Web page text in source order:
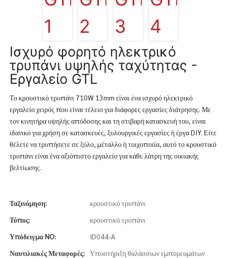
Ισχυρό φορητό ηλεκτρικό
τρυπάνι υψηλής ταχύτητας -
Εργαλείο GTL
Το κρουστικό τρυπάνι 710W 13mm είναι ένα ισχυρό ηλεκτρικό
εργαλείο χειρός που είναι τέλειο για διάφορες εργασίες διάτρησης. Με
τον κινητήρα υψηλής απόδοσης και τη στιβαρή κατασκευή του, είναι
ιδανικό για χρήση σε κατασκευές, ξυλουργικές εργασίες ή έργα DIY. Είτε
θέλετε να τρυπήσετε σε ξύλο, μέταλλο ή τοιχοποιία, αυτό το κρουστικό
τρυπάνι είναι ένα αξιόπιστο εργαλείο για κάθε λάτρη της οικιακής
βελτίωσης.
Ταξινόμηση:
κρουστικό τρυπάνι
Τύπος:
κρουστικό τρυπάνι
Υπόδειγμα NO:
ID044-A
Ναυτιλιακές Μεταφορές: Υποστήριξη θαλάσσιων εμπορευμάτων